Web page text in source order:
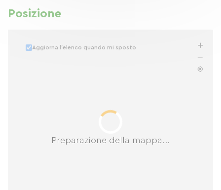
Posizione
Preparazione della mappa...
Aggiorna l'elenco quando mi sposto